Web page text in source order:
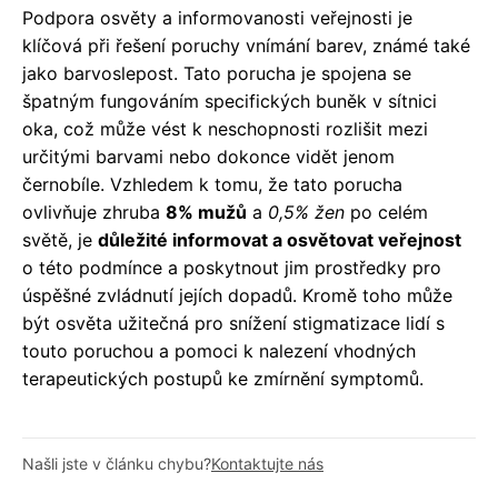
Podpora osvěty a informovanosti veřejnosti je
klíčová při řešení poruchy vnímání barev, známé také
jako barvoslepost. Tato porucha je spojena se
špatným fungováním specifických buněk v sítnici
oka, což může vést k neschopnosti rozlišit mezi
určitými barvami nebo dokonce vidět jenom
černobíle. Vzhledem k tomu, že tato porucha
ovlivňuje zhruba 8% mužů a 0,5% žen po celém
světě, je důležité informovat a osvětovat veřejnost
o této podmínce a poskytnout jim prostředky pro
úspěšné zvládnutí jejích dopadů. Kromě toho může
být osvěta užitečná pro snížení stigmatizace lidí s
touto poruchou a pomoci k nalezení vhodných
terapeutických postupů ke zmírnění symptomů.
Našli jste v článku chybu?Kontaktujte nás